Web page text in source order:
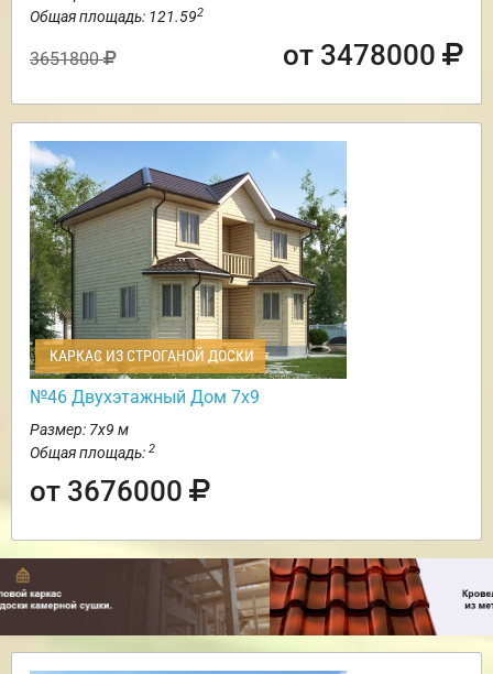
Общая площадь: 121.592
3651800 от 3478000
КАРКАС ИЗ СТРОГАНОЙ ДОСКИ
№46 Двухэтажный Дом 7х9
Размер: 7х9 м
Общая площадь: 2
от 3676000